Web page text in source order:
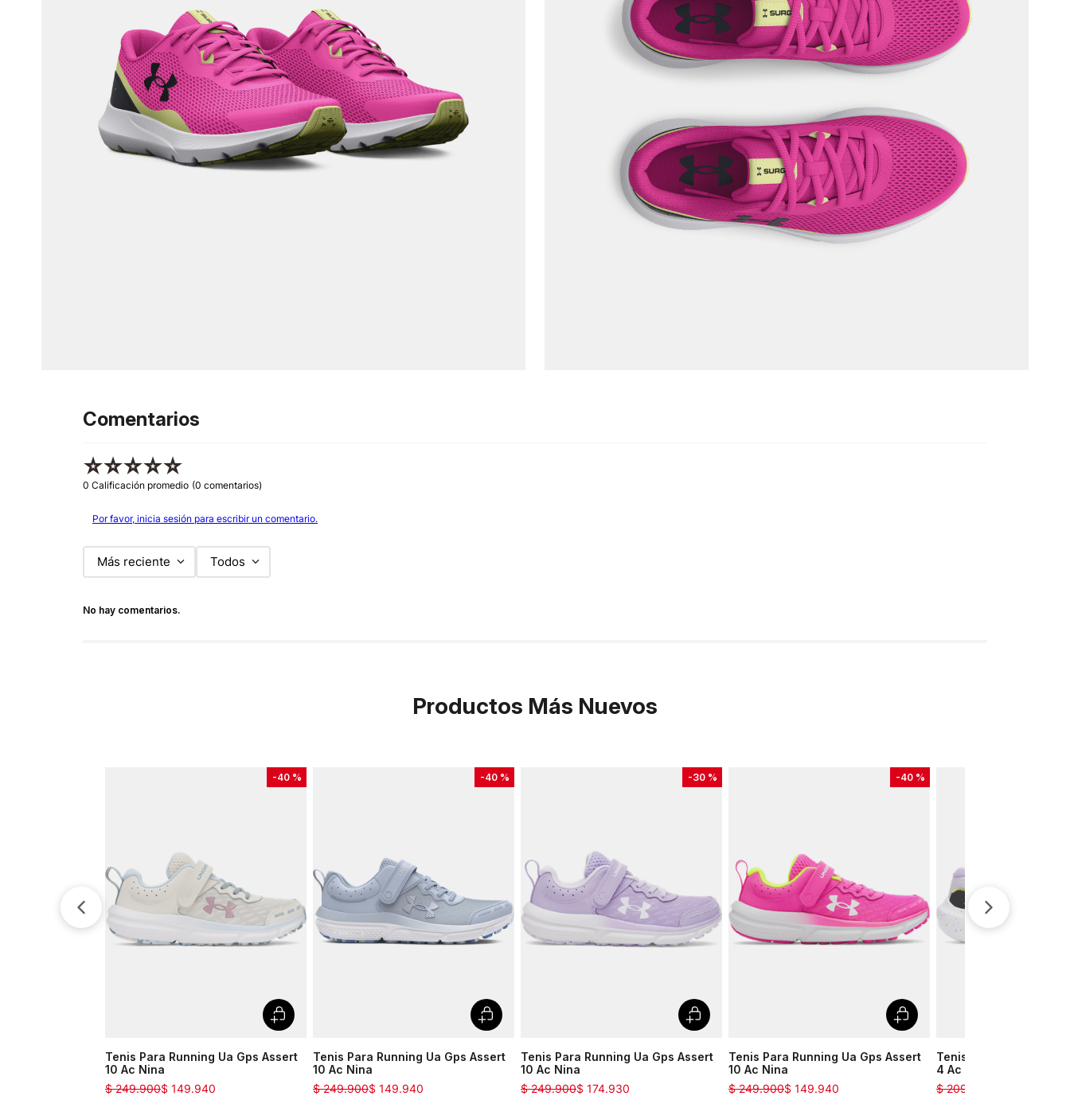
Comentarios
☆☆☆☆☆
0 Calificación promedio (0 comentarios)
Por favor, inicia sesión para escribir un comentario.
Más reciente Todos
No hay comentarios.
Productos Más Nuevos
-40 %
Tenis Para Running Ua Gps Assert
10 Ac Nina
$ 149.940
$ 249.900
-40 %
Tenis Para Running Ua Gps Assert
10 Ac Nina
$ 149.940
$ 249.900
-30 %
Tenis Para Running Ua Gps Assert
10 Ac Nina
$ 174.930
$ 249.900
-40 %
Tenis Para Running Ua Gps Assert
10 Ac Nina
$ 149.940
$ 249.900
Tenis Para Running Ua
4 Ac Nina
$ 209